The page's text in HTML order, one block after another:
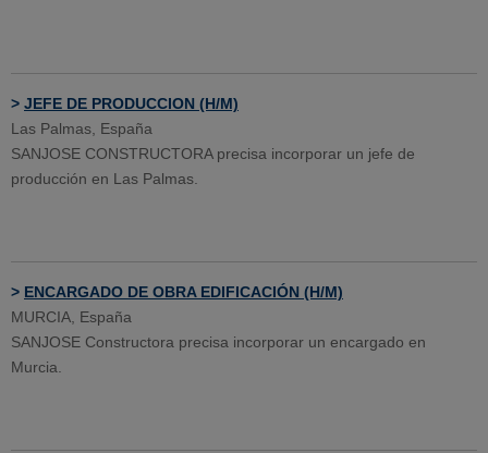
> JEFE DE PRODUCCION (H/M)
Las Palmas, España
SANJOSE CONSTRUCTORA precisa incorporar un jefe de
producción en Las Palmas.
> ENCARGADO DE OBRA EDIFICACIÓN (H/M)
MURCIA, España
SANJOSE Constructora precisa incorporar un encargado en
Murcia.